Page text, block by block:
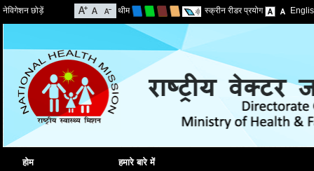
नेविगेशन छोड़ें थीम स्क्रीन रीडर प्रयोग
होम हमारे बारे में